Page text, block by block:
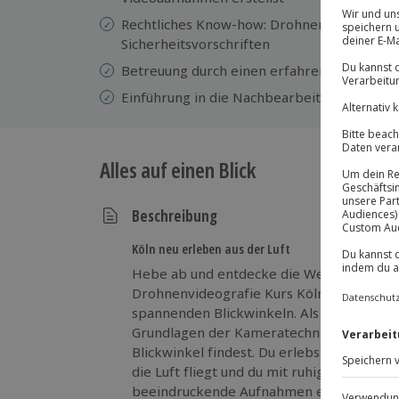
Rechtliches Know-how: Drohnengesetze,
Sicherheitsvorschriften
Betreuung durch einen erfahrenen
Einführung in die Nachbearbeitung des
Alles auf einen Blick
Beschreibung
Köln neu erleben aus der Luft
Hebe ab und entdecke die Welt aus
Drohnenvideografie Kurs Köln erlebst
spannenden Blickwinkeln. Als Anfänger
Grundlagen der Kameratechnik, der
Blickwinkel findest. Du erlebst das
die Luft fliegt und du mit ruhigen
beeindruckende Aufnahmen erstellst.